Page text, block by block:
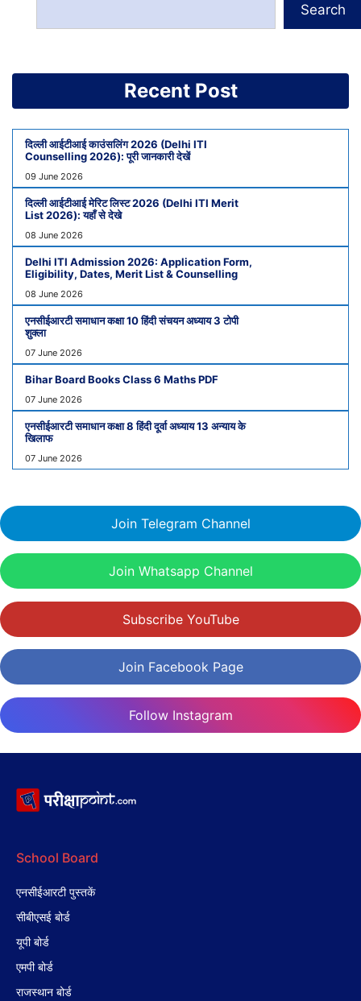
Search
Recent Post
दिल्ली आईटीआई काउंसलिंग 2026 (Delhi ITI
Counselling 2026): पूरी जानकारी देखें
09 June 2026
दिल्ली आईटीआई मेरिट लिस्ट 2026 (Delhi ITI Merit
List 2026): यहाँ से देखे
08 June 2026
Delhi ITI Admission 2026: Application Form,
Eligibility, Dates, Merit List & Counselling
08 June 2026
एनसीईआरटी समाधान कक्षा 10 हिंदी संचयन अध्याय 3 टोपी
शुक्ला
07 June 2026
Bihar Board Books Class 6 Maths PDF
07 June 2026
एनसीईआरटी समाधान कक्षा 8 हिंदी दूर्वा अध्याय 13 अन्याय के
खिलाफ
07 June 2026
Join Telegram Channel
Join Whatsapp Channel
Subscribe YouTube
Join Facebook Page
Follow Instagram
School Board
एनसीईआरटी पुस्तकें
सीबीएसई बोर्ड
यूपी बोर्ड
एमपी बोर्ड
राजस्थान बोर्ड